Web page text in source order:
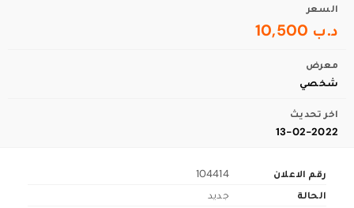
السعر
د.ب 10,500
معرض
شخصي
اخر تحديث
13-02-2022
رقم الاعلان
104414
الحالة
جديد